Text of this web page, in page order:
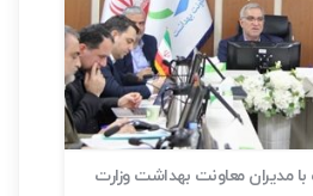
مدیران معاونت بهداشت وزارت